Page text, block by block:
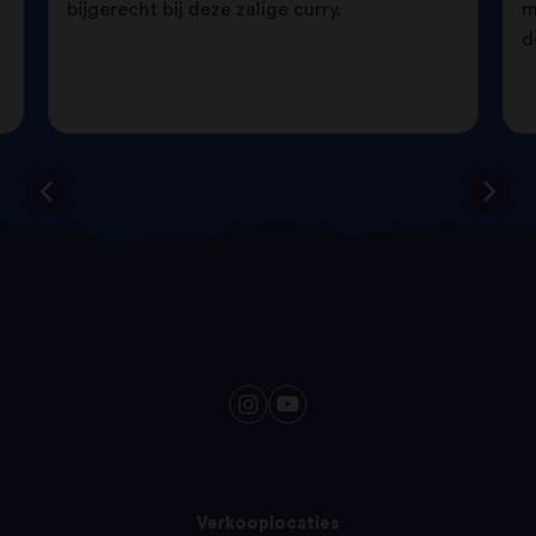
bijgerecht bij deze zalige curry.
Verkooplocaties